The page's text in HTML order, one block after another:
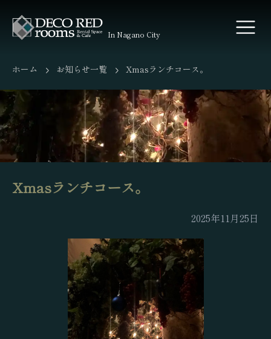
In Nagano City
ホーム お知らせ一覧 Xmasランチコース。
Xmasランチコース。
2025年11月25日